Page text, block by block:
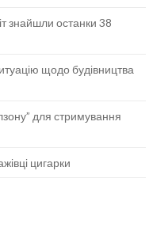
знайшли останки 38
щодо будівництва
для стримування
цигарки